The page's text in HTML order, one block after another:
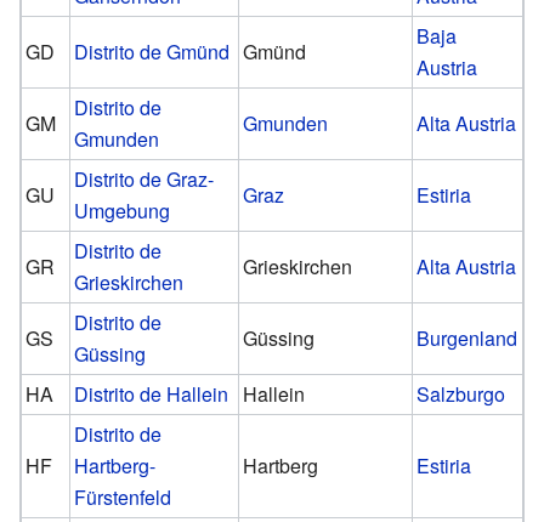
GD
Distrito de Gmünd Gmünd
Baja
Austria
GM
Distrito de
Gmunden
Gmunden Alta Austria
GU
Distrito de Graz-
Umgebung
Graz Estiria
GR
Distrito de
Grieskirchen
Grieskirchen Alta Austria
GS
Distrito de
Güssing
Güssing
Burgenland
HA
Distrito de Hallein Hallein Salzburgo
HF
Distrito de
Hartberg-
Fürstenfeld
Hartberg Estiria